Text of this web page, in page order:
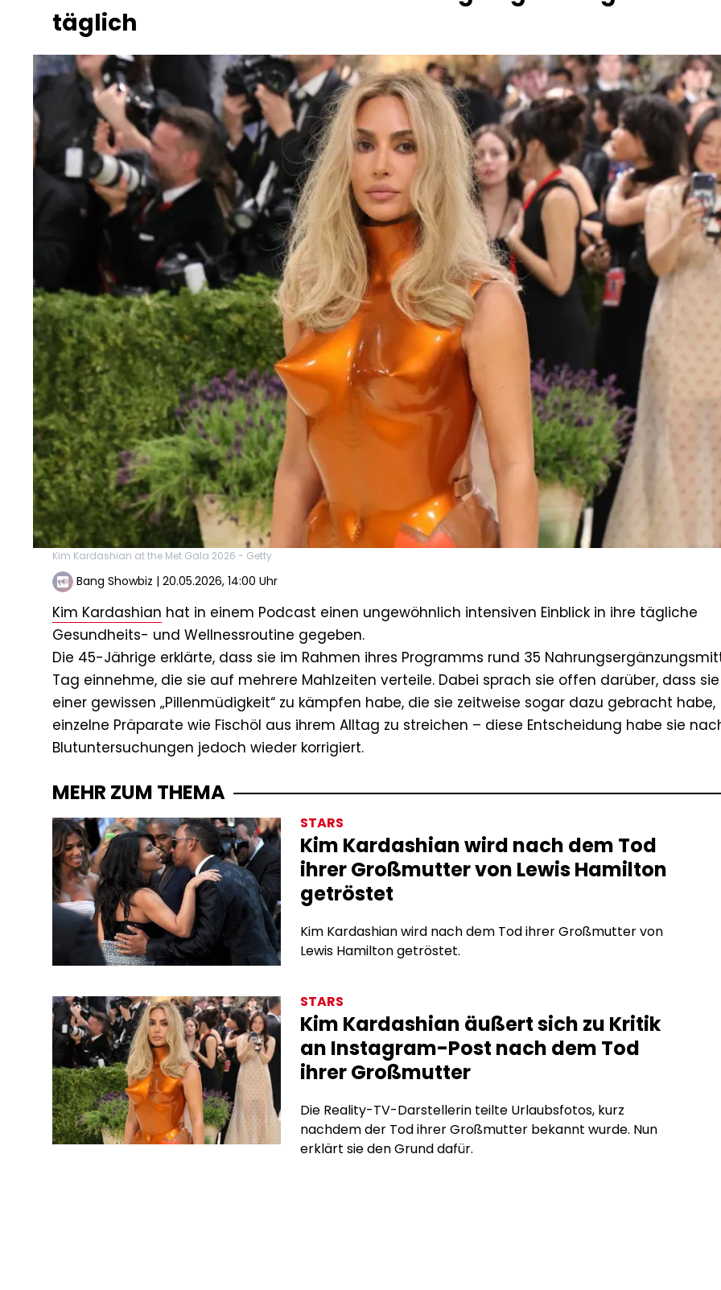
täglich
Kim Kardashian at the Met Gala 2026 - Getty
Bang Showbiz | 20.05.2026, 14:00 Uhr
Kim Kardashian hat in einem Podcast einen ungewöhnlich intensiven Einblick in ihre tägliche
Gesundheits- und Wellnessroutine gegeben.
Die 45-Jährige erklärte, dass sie im Rahmen ihres Programms rund 35
Tag einnehme, die sie auf mehrere Mahlzeiten verteile. Dabei sprach sie offen darüber, dass
einer gewissen „Pillenmüdigkeit“ zu kämpfen habe, die sie zeitweise sogar dazu gebracht habe,
einzelne Präparate wie Fischöl aus ihrem Alltag zu streichen – diese Entscheidung habe sie
Blutuntersuchungen jedoch wieder korrigiert.
MEHR ZUM THEMA
STARS
Kim Kardashian wird nach dem Tod
ihrer Großmutter von Lewis Hamilton
getröstet
Kim Kardashian wird nach dem Tod ihrer Großmutter von
Lewis Hamilton getröstet.
STARS
Kim Kardashian äußert sich zu Kritik
an Instagram-Post nach dem Tod
ihrer Großmutter
Die Reality-TV-Darstellerin teilte Urlaubsfotos, kurz
nachdem der Tod ihrer Großmutter bekannt wurde. Nun
erklärt sie den Grund dafür.